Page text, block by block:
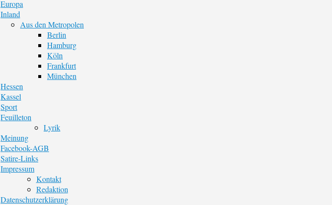
Europa
Inland
Aus den Metropolen
Berlin
Hamburg
Köln
Frankfurt
München
Hessen
Kassel
Sport
Feuilleton
Lyrik
Meinung
Facebook-AGB
Satire-Links
Impressum
Kontakt
Redaktion
Datenschutzerklärung